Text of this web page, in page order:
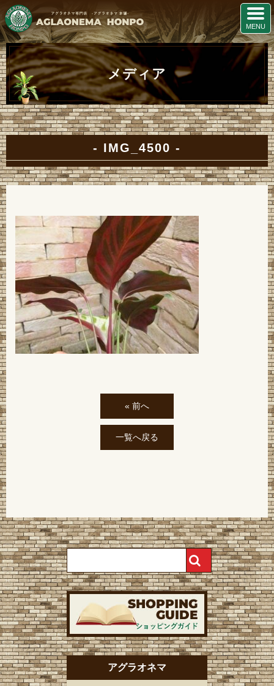
メディア
IMG_4500
« 前へ
一覧へ戻る
アグラオネマ